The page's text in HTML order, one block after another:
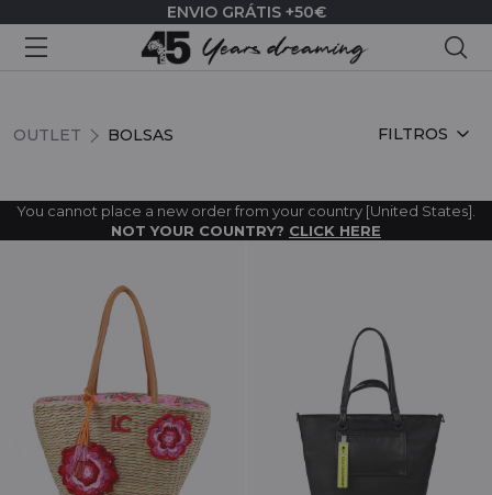
ENVIO GRÁTIS +50€
OUTLET BOLSAS
BOLSAS FILTROS
You cannot place a new order from your country [United States].
NOT YOUR COUNTRY? CLICK HERE